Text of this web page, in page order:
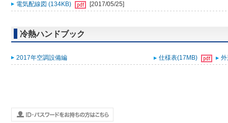
電気配線図 (134KB)
[2017/05/25]
冷熱ハンドブック
2017年空調設備編 仕様表(17MB)